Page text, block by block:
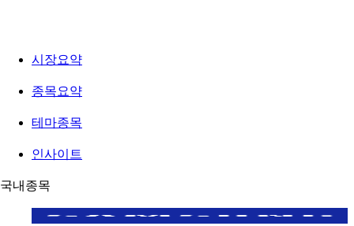
시장요약
종목요약
테마종목
인사이트
국내종목